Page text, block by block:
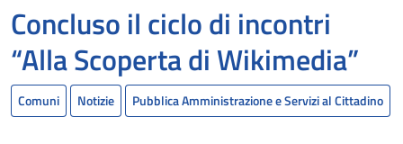
Concluso il ciclo di incontri
“Alla Scoperta di Wikimedia”
Comuni Notizie Pubblica Amministrazione e Servizi al Cittadino